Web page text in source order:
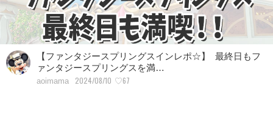
【ファンタジースプリングスインレポ☆】 最終日もフ
ァンタジースプリングスを満…
aoimama 2024/08/10 ♡67